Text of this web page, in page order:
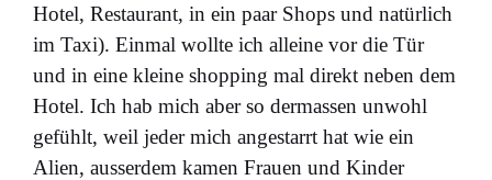
Hotel, Restaurant, in ein paar Shops und natürlich
im Taxi). Einmal wollte ich alleine vor die Tür
und in eine kleine shopping mal direkt neben dem
Hotel. Ich hab mich aber so dermassen unwohl
gefühlt, weil jeder mich angestarrt hat wie ein
Alien, ausserdem kamen Frauen und Kinder